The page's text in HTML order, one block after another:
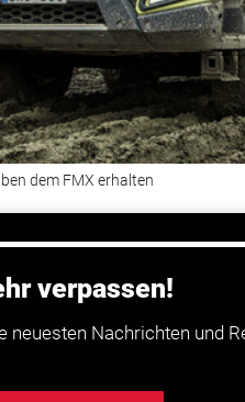
dem FMX erhalten
Bereich feiert Volvo sein
verpassen!
neuesten Nachrichten und